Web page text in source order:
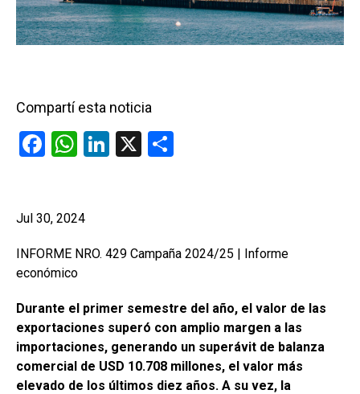
Compartí esta noticia
F
b
o
o
k
W
s
A
p
p
Li
n
X
ar
Jul 30, 2024
INFORME NRO. 429 Campaña 2024/25 | Informe
económico
Durante el primer semestre del año, el valor de las
exportaciones superó con amplio margen a las
importaciones, generando un superávit de balanza
comercial de USD 10.708 millones, el valor más
elevado de los últimos diez años. A su vez, la